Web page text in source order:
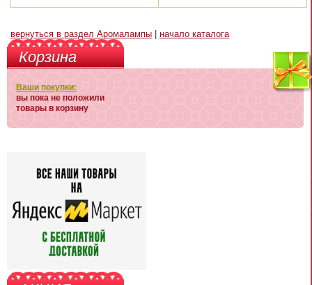
вернуться в раздел Аромалампы начало каталога
Корзина
Ваши покупки:
вы пока не положили
товары в корзину